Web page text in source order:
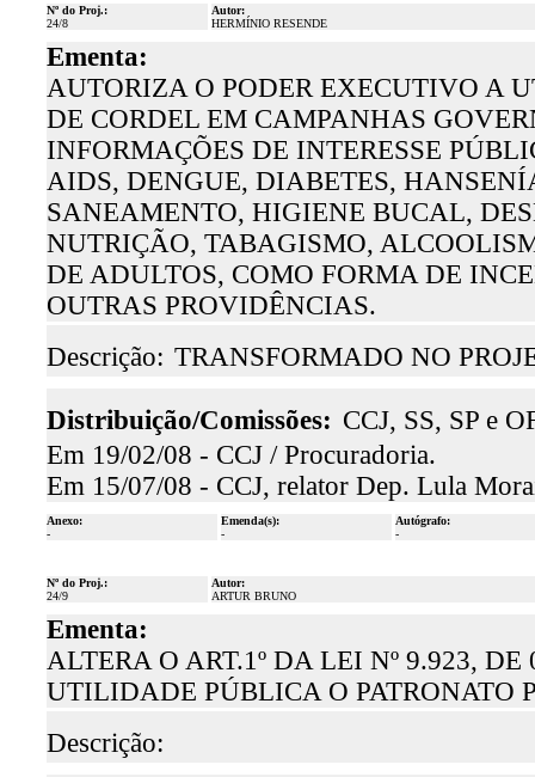
Nº do Proj.:
24/8
Autor:
HERMÍNIO RESENDE
Ementa:
AUTORIZA O PODER EXECUTIVO A
DE CORDEL EM CAMPANHAS
INFORMAÇÕES DE INTERESSE
AIDS, DENGUE, DIABETES,
SANEAMENTO, HIGIENE BUCAL,
NUTRIÇÃO, TABAGISMO,
DE ADULTOS, COMO FORMA DE
OUTRAS PROVIDÊNCIAS.
Descrição: TRANSFORMADO NO
Distribuição/Comissões: CCJ, SS, SP e
Em 19/02/08 - CCJ / Procuradoria.
Em 15/07/08 - CCJ, relator Dep. Lula
Anexo:
-
Emenda(s):
-
Autógrafo:
-
Nº do Proj.:
24/9
Autor:
ARTUR BRUNO
Ementa:
ALTERA O ART.1º DA LEI Nº 9.923,
UTILIDADE PÚBLICA O PATRONATO
Descrição: